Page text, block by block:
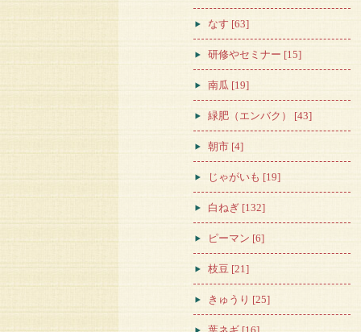
なす [63]
研修やセミナー [15]
南瓜 [19]
緑肥（エンバク） [43]
朝市 [4]
じゃがいも [19]
白ねぎ [132]
ピーマン [6]
枝豆 [21]
きゅうり [25]